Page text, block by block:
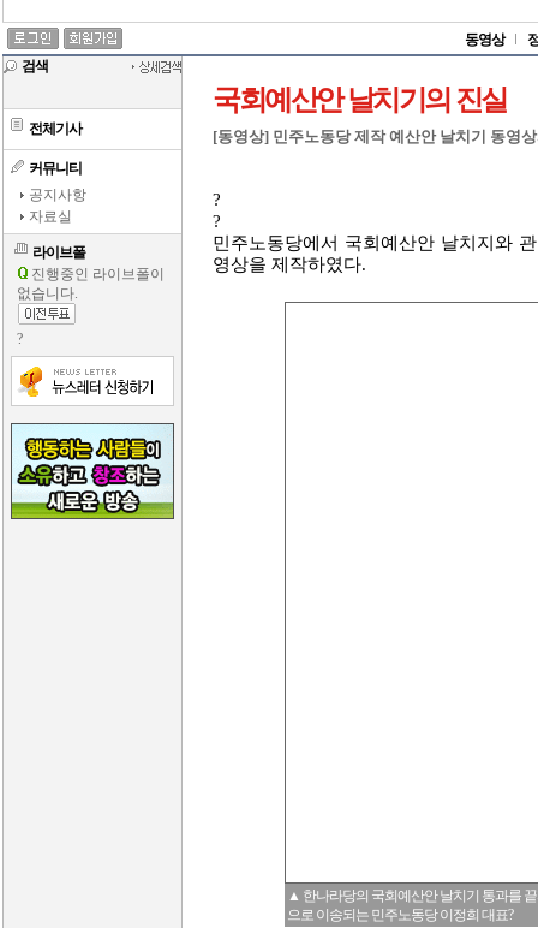
동영상
검색
전체기사
커뮤니티
공지사항
자료실
라이브폴
진행중인 라이브폴이
없습니다.
?
국회예산안 날치기의 진실
[동영상] 민주노동당 제작 예산안 날치기 동영
?
?
민주노동당에서 국회예산안 날치지와
영상을 제작하였다.
▲ 한나라당의 국회예산안 날치기 통과를
으로 이송되는 민주노동당 이정희 대표?